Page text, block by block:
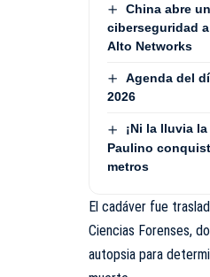
China abre
ciberseguridad
Alto Networks
Agenda del
2026
¡Ni la lluvia
Paulino
metros
El cadáver fue
Ciencias Forenses,
autopsia para